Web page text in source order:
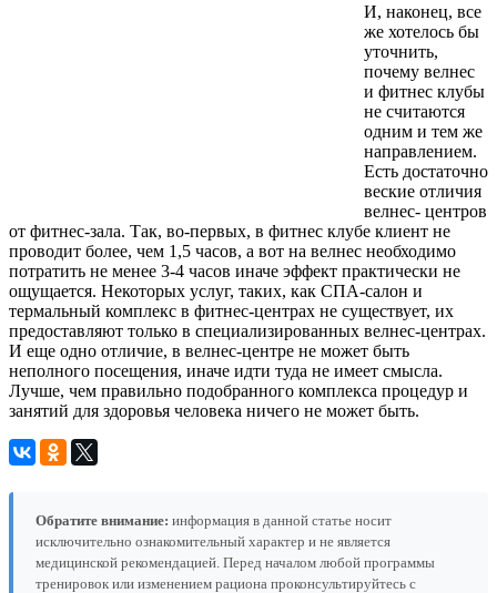
И, наконец, все
же хотелось бы
уточнить,
почему велнес
и фитнес клубы
не считаются
одним и тем же
направлением.
Есть достаточно
веские отличия
велнес- центров
от фитнес-зала. Так, во-первых, в фитнес клубе клиент не
проводит более, чем 1,5 часов, а вот на велнес необходимо
потратить не менее 3-4 часов иначе эффект практически не
ощущается. Некоторых услуг, таких, как СПА-салон и
термальный комплекс в фитнес-центрах не существует, их
предоставляют только в специализированных велнес-центрах.
И еще одно отличие, в велнес-центре не может быть
неполного посещения, иначе идти туда не имеет смысла.
Лучше, чем правильно подобранного комплекса процедур и
занятий для здоровья человека ничего не может быть.
Обратите внимание: информация в данной статье носит
исключительно ознакомительный характер и не является
медицинской рекомендацией. Перед началом любой программы
тренировок или изменением рациона проконсультируйтесь с